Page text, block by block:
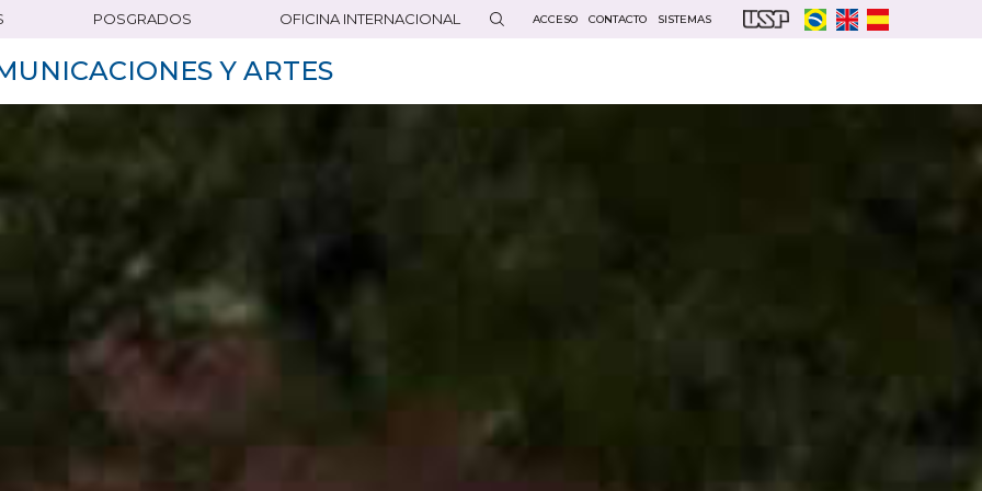
POSGRADOS OFICINA INTERNACIONAL ACCESO CONTACTO SISTEMAS
Y ARTES